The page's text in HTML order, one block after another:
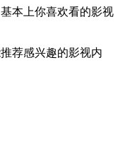
本上你喜欢看的影视
荐感兴趣的影视内